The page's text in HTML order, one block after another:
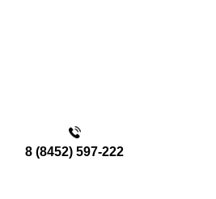
8 (8452) 597-222